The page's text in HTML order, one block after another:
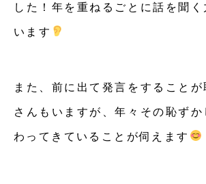
した！年を重ねるごとに話を聞く
います
また、前に出て発言をすること
さんもいますが、年々その恥ず
わってきていることが伺えます